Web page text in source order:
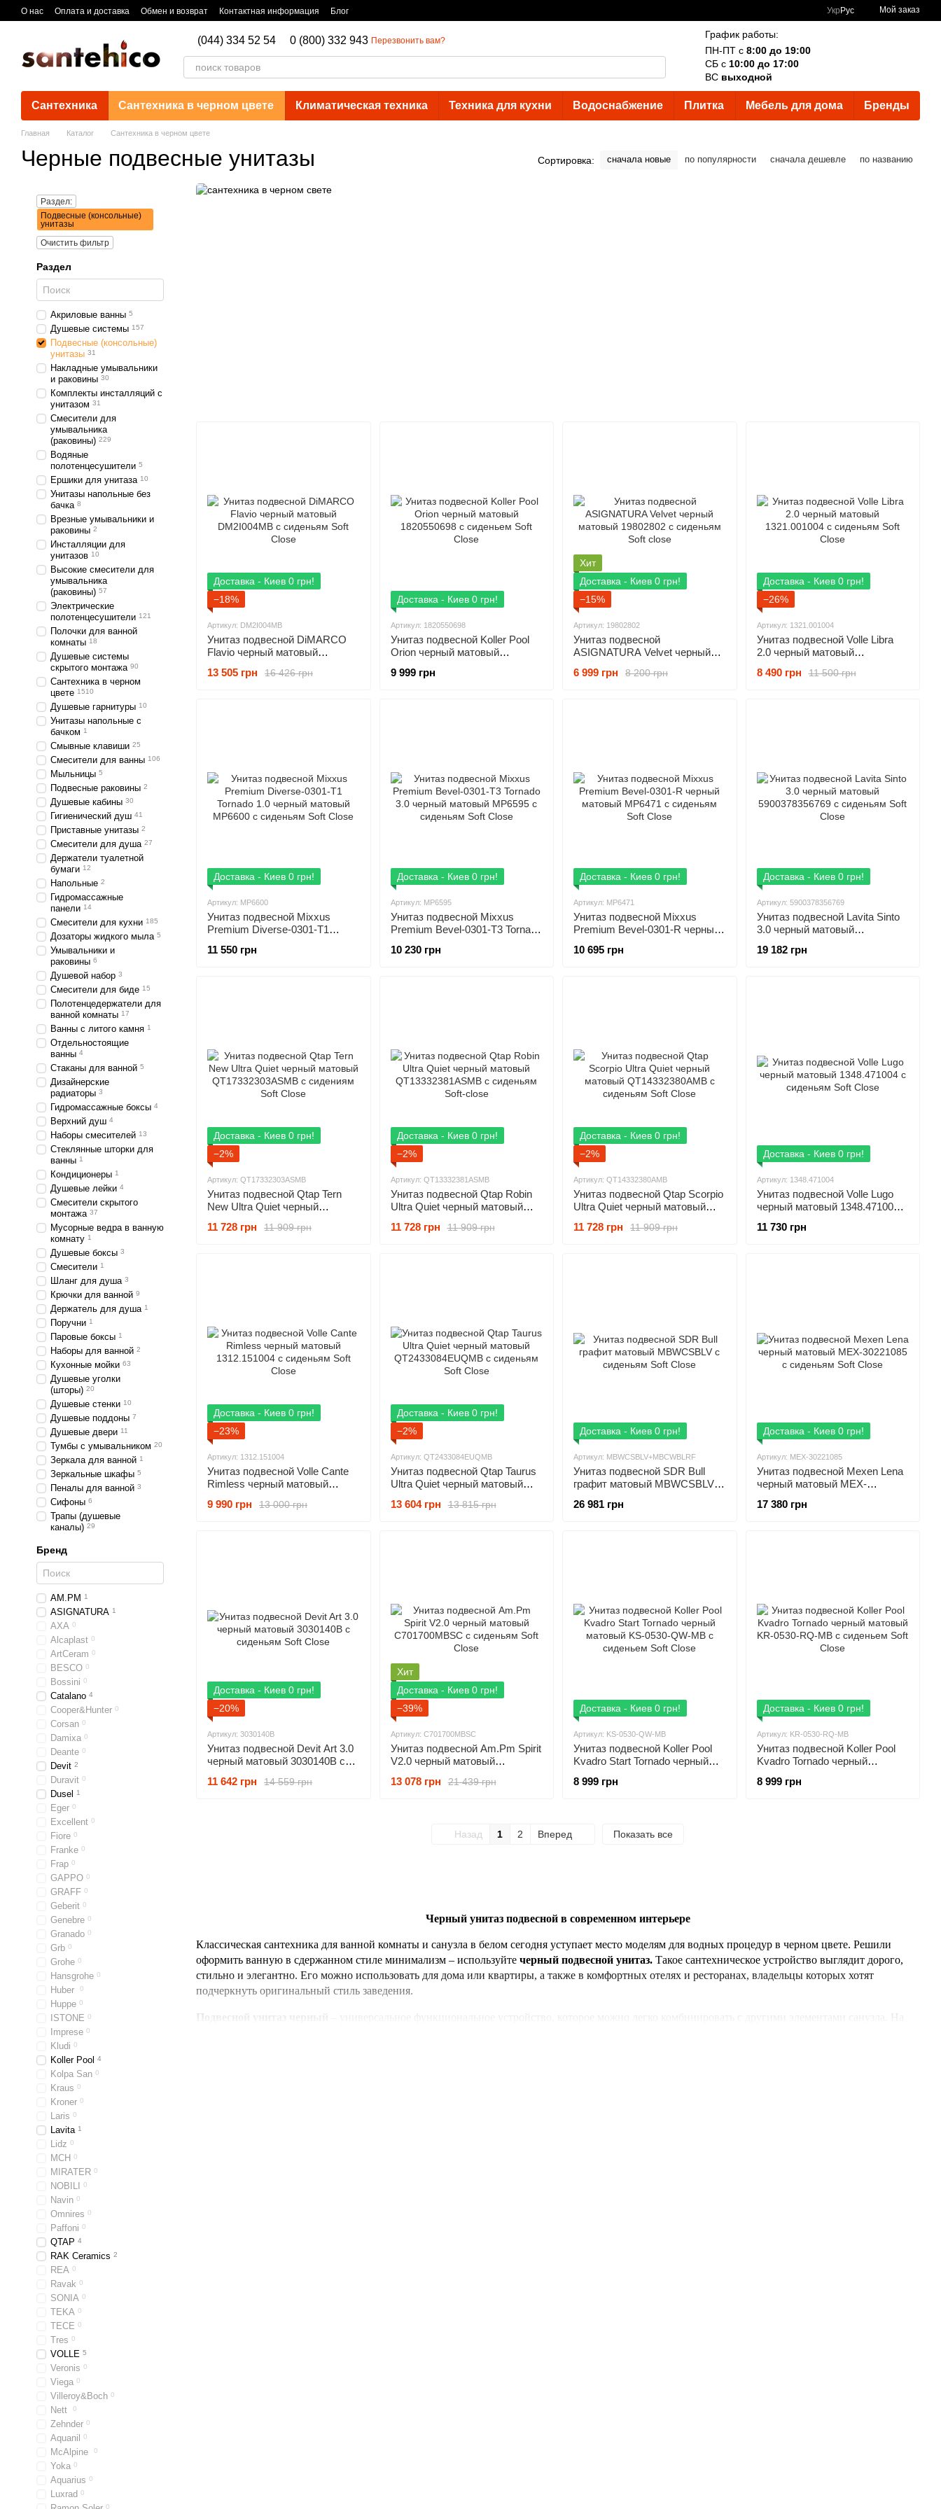
Перейти к основному контенту
О нас Оплата и доставка Обмен и возврат Контактная информация Блог Укр Рус Мой заказ
(044) 334 52 54 0 (800) 332 943 Перезвонить вам?
График работы:
ПН-ПТ с 8:00 до 19:00
СБ с 10:00 до 17:00
ВС выходной
Сантехника Сантехника в черном цвете Климатическая техника Техника для кухни Водоснабжение Плитка Мебель для дома Бренды
Главная Каталог Сантехника в черном цвете
Черные подвесные унитазы Сортировка: сначала новые по популярности сначала дешевле по названию
Черный унитаз подвесной в современном интерьере
Классическая сантехника для ванной комнаты и санузла в белом сегодня уступает место моделям для водных процедур в черном цвете. Решили
оформить ванную в сдержанном стиле минимализм – используйте черный подвесной унитаз. Такое сантехническое устройство выглядит дорого,
стильно и элегантно. Его можно использовать для дома или квартиры, а также в комфортных отелях и ресторанах, владельцы которых хотят
подчеркнуть оригинальный стиль заведения.
Подвесной унитаз черный – универсальное функциональное устройство, которое можно легко комбинировать с другими элементами санузла.
На
Доставка - Киев 0 грн!
−18%
Артикул: DM2I004MB
Унитаз подвесной DiMARCO
Flavio черный матовый
Close
16 426 грн
13 505 грн
Доставка - Киев 0 грн!
Артикул: 1820550698
Унитаз подвесной Koller Pool
Orion черный матовый
Close
9 999 грн
Хит
Доставка - Киев 0 грн!
−15%
Артикул: 19802802
Унитаз подвесной
ASIGNATURA Velvet черный
Soft close
8 200 грн
6 999 грн
Доставка - Киев 0 грн!
−26%
Артикул: 1321.001004
Унитаз подвесной Volle Libra
2.0 черный матовый
Close
11 500 грн
8 490 грн
Доставка - Киев 0 грн!
Артикул: MP6600
Унитаз подвесной Mixxus
Premium Diverse-0301-T1
MP6600 с сиденьям Soft Close
11 550 грн
Доставка - Киев 0 грн!
Артикул: MP6595
Унитаз подвесной Mixxus
Premium Bevel-0301-T3 Tornado
сиденьям Soft Close
10 230 грн
Доставка - Киев 0 грн!
Артикул: MP6471
Унитаз подвесной Mixxus
Premium Bevel-0301-R черный
Soft Close
10 695 грн
Доставка - Киев 0 грн!
Артикул: 5900378356769
Унитаз подвесной Lavita Sinto
3.0 черный матовый
Close
19 182 грн
Доставка - Киев 0 грн!
−2%
Артикул: QT17332303ASMB
Унитаз подвесной Qtap Tern
New Ultra Quiet черный
сидениям Soft Close
11 909 грн
11 728 грн
Доставка - Киев 0 грн!
−2%
Артикул: QT13332381АSMB
Унитаз подвесной Qtap Robin
Ultra Quiet черный матовый
Soft-close
11 909 грн
11 728 грн
Доставка - Киев 0 грн!
−2%
Артикул: QT14332380AMB
Унитаз подвесной Qtap Scorpio
Ultra Quiet черный матовый
Soft Close
11 909 грн
11 728 грн
Доставка - Киев 0 грн!
Артикул: 1348.471004
Унитаз подвесной Volle Lugo
черный матовый 1348.471004 с
11 730 грн
Доставка - Киев 0 грн!
−23%
Артикул: 1312.151004
Унитаз подвесной Volle Cante
Rimless черный матовый
Close
13 000 грн
9 990 грн
Доставка - Киев 0 грн!
−2%
Артикул: QT2433084EUQMB
Унитаз подвесной Qtap Taurus
Ultra Quiet черный матовый
Soft Close
13 815 грн
13 604 грн
Доставка - Киев 0 грн!
Артикул: MBWCSBLV+MBCWBLRF
Унитаз подвесной SDR Bull
графит матовый MBWCSBLV с
26 981 грн
Доставка - Киев 0 грн!
Артикул: MEX-30221085
Унитаз подвесной Mexen Lena
черный матовый MEX-
Close
17 380 грн
Доставка - Киев 0 грн!
−20%
Артикул: 3030140B
Унитаз подвесной Devit Art 3.0
черный матовый 3030140B с
14 559 грн
11 642 грн
Хит
Доставка - Киев 0 грн!
−39%
Артикул: C701700MBSC
Унитаз подвесной Am.Pm Spirit
V2.0 черный матовый
Close
21 439 грн
13 078 грн
Доставка - Киев 0 грн!
Артикул: KS-0530-QW-MB
Унитаз подвесной Koller Pool
Kvadro Start Tornado черный
сиденьем Soft Close
8 999 грн
Доставка - Киев 0 грн!
Артикул: KR-0530-RQ-MB
Унитаз подвесной Koller Pool
Kvadro Tornado черный
сиденьем Soft Close
8 999 грн
Назад 1 2 Вперед Показать все
Раздел:
Подвесные (консольные)
унитазы
Очистить фильтр
Раздел
Акриловые ванны 5
Душевые системы 157
Подвесные (консольные)
унитазы 31
Накладные умывальники
и раковины 30
Комплекты инсталляций с
унитазом 31
Смесители для
умывальника
(раковины) 229
Водяные
полотенцесушители 5
Ершики для унитаза 10
Унитазы напольные без
бачка 8
Врезные умывальники и
раковины 2
Инсталляции для
унитазов 10
Высокие смесители для
умывальника
(раковины) 57
Электрические
полотенцесушители 121
Полочки для ванной
комнаты 18
Душевые системы
скрытого монтажа 90
Сантехника в черном
цвете 1510
Душевые гарнитуры 10
Унитазы напольные с
бачком 1
Смывные клавиши 25
Смесители для ванны 106
Мыльницы 5
Подвесные раковины 2
Душевые кабины 30
Гигиенический душ 41
Приставные унитазы 2
Смесители для душа 27
Держатели туалетной
бумаги 12
Напольные 2
Гидромассажные
панели 14
Смесители для кухни 185
Дозаторы жидкого мыла 5
Умывальники и
раковины 6
Душевой набор 3
Смесители для биде 15
Полотенцедержатели для
ванной комнаты 17
Ванны с литого камня 1
Отдельностоящие
ванны 4
Стаканы для ванной 5
Дизайнерские
радиаторы 3
Гидромассажные боксы 4
Верхний душ 4
Наборы смесителей 13
Стеклянные шторки для
ванны 1
Кондиционеры 1
Душевые лейки 4
Смесители скрытого
монтажа 37
Мусорные ведра в ванную
комнату 1
Душевые боксы 3
Смесители 1
Шланг для душа 3
Крючки для ванной 9
Держатель для душа 1
Поручни 1
Паровые боксы 1
Наборы для ванной 2
Кухонные мойки 63
Душевые уголки
(шторы) 20
Душевые стенки 10
Душевые поддоны 7
Душевые двери 11
Тумбы с умывальником 20
Зеркала для ванной 1
Зеркальные шкафы 5
Пеналы для ванной 3
Сифоны 6
Трапы (душевые
каналы) 29
Бренд
AM.PM 1
ASIGNATURA 1
AXA 0
Alcaplast 0
ArtCeram 0
BESCO 0
Bossini 0
Catalano 4
Cooper&Hunter 0
Corsan 0
Damixa 0
Deante 0
Devit 2
Duravit 0
Dusel 1
Eger 0
Excellent 0
Fiore 0
Franke 0
Frap 0
GAPPO 0
GRAFF 0
Geberit 0
Genebre 0
Granado 0
Grb 0
Grohe 0
Hansgrohe 0
Huber 0
Huppe 0
ISTONE 0
Imprese 0
Kludi 0
Koller Pool 4
Kolpa San 0
Kraus 0
Kroner 0
Laris 0
Lavita 1
Lidz 0
MCH 0
MIRATER 0
NOBILI 0
Navin 0
Omnires 0
Paffoni 0
QTAP 4
RAK Ceramics 2
REA 0
Ravak 0
SONIA 0
TEKA 0
TECE 0
Tres 0
VOLLE 5
Veronis 0
Viega 0
Villeroy&Boch 0
Nett 0
Zehnder 0
Aquanil 0
McAlpine 0
Yoka 0
Aquarius 0
Luxrad 0
0